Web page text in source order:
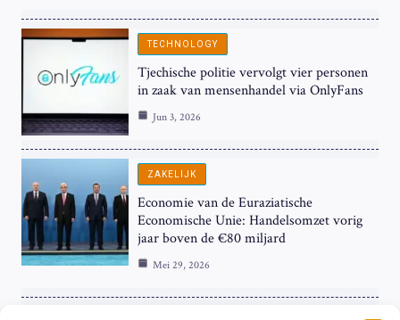
TECHNOLOGY
Tjechische politie vervolgt vier personen
in zaak van mensenhandel via OnlyFans
Jun 3, 2026
ZAKELIJK
Economie van de Euraziatische
Economische Unie: Handelsomzet vorig
jaar boven de €80 miljard
Mei 29, 2026